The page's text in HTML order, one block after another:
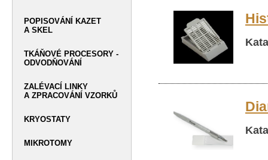
POPISOVÁNÍ KAZET
A SKEL
TKÁŇOVÉ PROCESORY -
ODVODŇOVÁNÍ
ZALÉVACÍ LINKY
A ZPRACOVÁNÍ VZORKŮ
KRYOSTATY
MIKROTOMY